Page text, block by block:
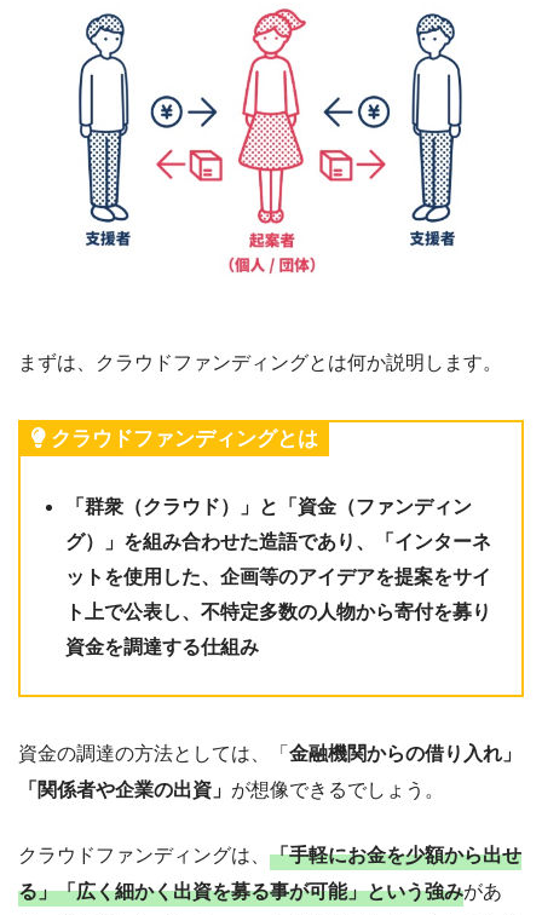
まずは、クラウドファンディングとは何か説明します。
クラウドファンディングとは
「群衆（クラウド）」と「資金（ファンディン
グ）」を組み合わせた造語であり、「インターネ
ットを使用した、企画等のアイデアを提案をサイ
ト上で公表し、不特定多数の人物から寄付を募り
資金を調達する仕組み
資金の調達の方法としては、「 金融機関からの借り入れ」
「関係者や企業の出資」 が想像できるでしょう。
クラウドファンディングは、 「手軽にお金を少額から出せ
る」「広く細かく出資を募る事が可能」という強みがあ